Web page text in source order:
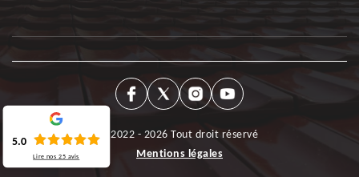
©2022 - 2026 Tout droit réservé
Mentions légales
5.0
Lire nos25 avis